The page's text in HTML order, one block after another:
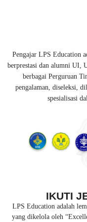
Pengajar LPS Education
berprestasi dan alumni
berbagai Perguruan
pengalaman, diseleksi,
spesialisasi
IKUTI
LPS Education adalah
yang dikelola oleh